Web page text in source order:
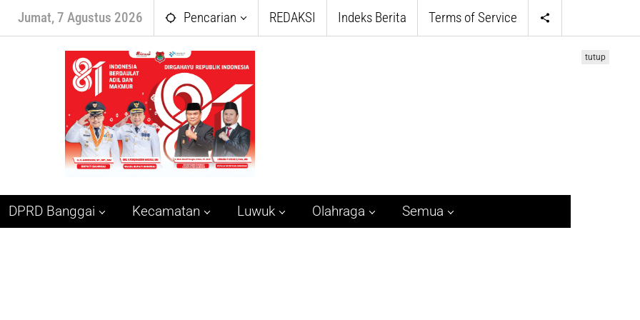
Jumat, 7 Agustus 2026 Pencarian REDAKSI Indeks Berita Terms of Service
DPRD Banggai Kecamatan Luwuk Olahraga Semua
tutup